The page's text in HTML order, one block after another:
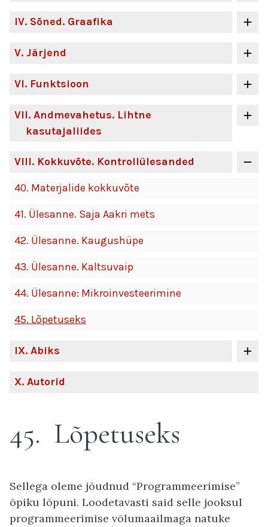
IV. Sõned. Graafika
V. Järjend
VI. Funktsioon
VII. Andmevahetus. Lihtne
kasutajaliides
VIII. Kokkuvõte. Kontrollülesanded
40. Materjalide kokkuvõte
41. Ülesanne. Saja Aakri mets
42. Ülesanne. Kaugushüpe
43. Ülesanne. Kaltsuvaip
44. Ülesanne: Mikroinvesteerimine
45. Lõpetuseks
IX. Abiks
X. Autorid
45 Lõpetuseks
Sellega oleme jõudnud “Programmeerimise”
õpiku lõpuni. Loodetavasti said selle jooksul
programmeerimise võlumaailmaga natuke